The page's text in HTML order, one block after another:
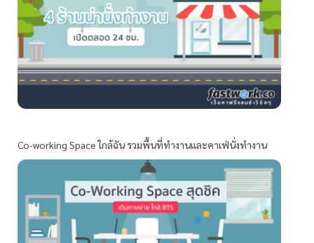
Co-working Space ใกล้ฉัน รวมพื้นที่ทำงานและคาเฟ่นั่งทำงาน